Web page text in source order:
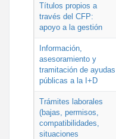
Títulos propios a
través del CFP:
apoyo a la gestión
Información,
asesoramiento y
tramitación de ayudas
públicas a la I+D
Trámites laborales
(bajas, permisos,
compatibilidades,
situaciones